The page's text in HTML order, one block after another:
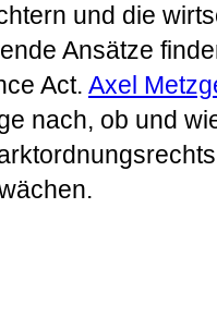
und die
Ansätze
Act. Axel
nach, ob und